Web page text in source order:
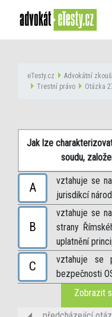
eTesty.cz Advokátní
Trestní právo
Otázka
Jak lze
soudu,
A
vztahuje se
jurisdikcí
B
vztahuje se
strany
uplatnění
C
vztahuje se
bezpečnosti
Zobrazit